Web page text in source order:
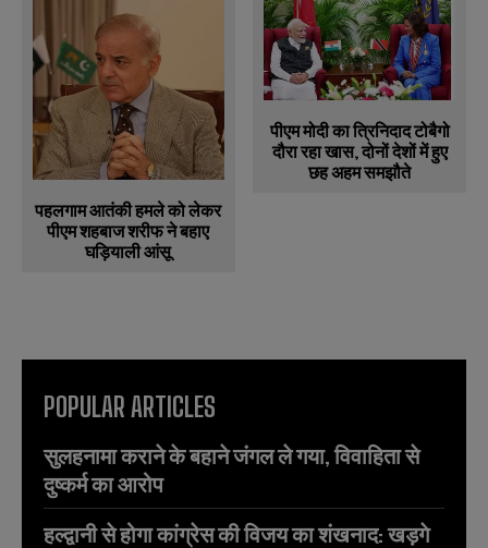
पहलगाम आतंकी हमले को लेकर
पीएम शहबाज शरीफ ने बहाए
घड़ियाली आंसू
पीएम मोदी का त्रिनिदाद टोबैगो
दौरा रहा खास, दोनों देशों में हुए
छह अहम समझौते
POPULAR ARTICLES
सुलहनामा कराने के बहाने जंगल ले गया, विवाहिता से
दुष्कर्म का आरोप
हल्द्वानी से होगा कांग्रेस की विजय का शंखनाद: खड़गे